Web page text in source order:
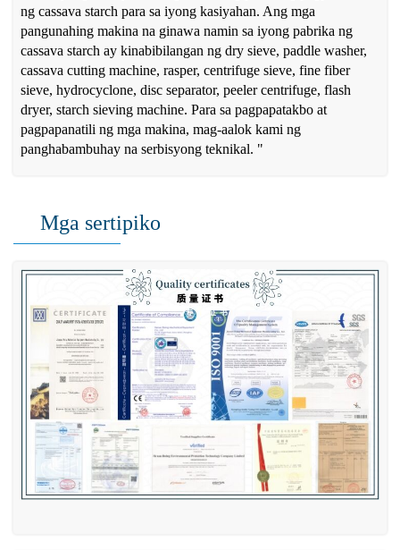
ng cassava starch para sa iyong kasiyahan. Ang mga
pangunahing makina na ginawa namin sa iyong pabrika ng
cassava starch ay kinabibilangan ng dry sieve, paddle washer,
cassava cutting machine, rasper, centrifuge sieve, fine fiber
sieve, hydrocyclone, disc separator, peeler centrifuge, flash
dryer, starch sieving machine. Para sa pagpapatakbo at
pagpapanatili ng mga makina, mag-aalok kami ng
panghabambuhay na serbisyong teknikal. "
Mga sertipiko